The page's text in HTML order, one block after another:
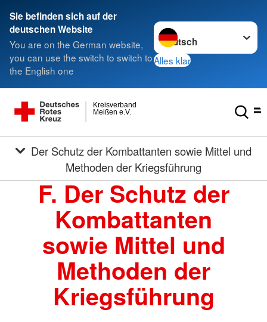
Sie befinden sich auf der
deutschen Website
You are on the German website,
you can use the switch to switch to
the English one
Sprache wechseln zu
Alles klar
Meißen e.V.
Kreisverband
Methoden der Kriegsführung
F. Der Schutz der
Kombattanten
sowie Mittel und
Methoden der
Kriegsführung